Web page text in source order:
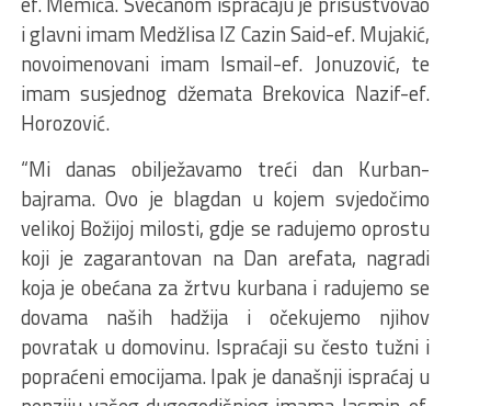
i glavni imam Medžlisa IZ Cazin Said-ef. Mujakić,
novoimenovani imam Ismail-ef. Jonuzović, te
imam susjednog džemata Brekovica Nazif-ef.
Horozović.
“Mi danas obilježavamo treći dan Kurban-
bajrama. Ovo je blagdan u kojem svjedočimo
velikoj Božijoj milosti, gdje se radujemo oprostu
koji je zagarantovan na Dan arefata, nagradi
koja je obećana za žrtvu kurbana i radujemo se
dovama naših hadžija i očekujemo njihov
povratak u domovinu. Ispraćaji su često tužni i
popraćeni emocijama. Ipak je današnji ispraćaj u